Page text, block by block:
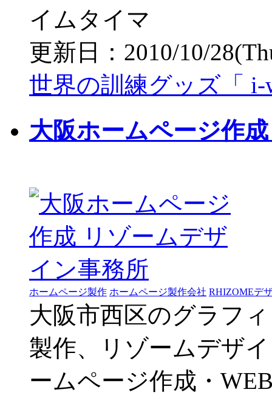
イムタイマ
更新日：2010/10/
世界の訓練グッズ「 i-
大阪ホームページ作
ホームページ製作 ホームページ製作会社 RHIZOMEデ
大阪市西区のグラフ
製作、リゾームデザ
ームページ作成・